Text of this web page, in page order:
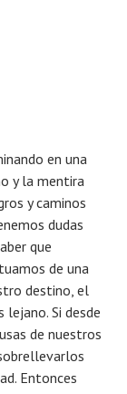
en una
y la mentira
y caminos
dudas
que
de una
destino, el
Si desde
de nuestros
Entonces